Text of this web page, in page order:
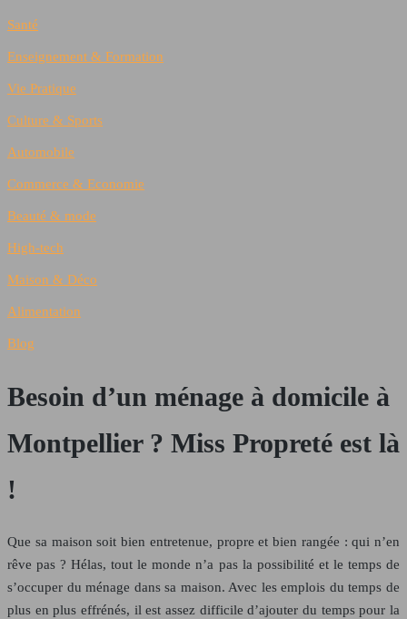
Santé
Enseignement & Formation
Vie Pratique
Culture & Sports
Automobile
Commerce & Economie
Beauté & mode
High-tech
Maison & Déco
Alimentation
Blog
Besoin d’un ménage à domicile à
Montpellier ? Miss Propreté est là
!
Que sa maison soit bien entretenue, propre et bien rangée : qui n’en
rêve pas ? Hélas, tout le monde n’a pas la possibilité et le temps de
s’occuper du ménage dans sa maison. Avec les emplois du temps de
plus en plus effrénés, il est assez difficile d’ajouter du temps pour la